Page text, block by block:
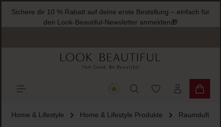
springen
Sichere dir 10 % Rabatt auf deine erste Bestellung – einfach für
den Look-Beautiful-Newsletter anmelden🎁
Du hast 0
Home & Lifestyle Home & Lifestyle Produkte Raumduft